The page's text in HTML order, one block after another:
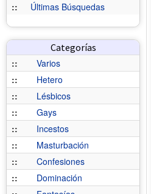
::
Últimas Búsquedas
Categorías
::
Varios
::
Hetero
::
Lésbicos
::
Gays
::
Incestos
::
Masturbación
::
Confesiones
::
Dominación